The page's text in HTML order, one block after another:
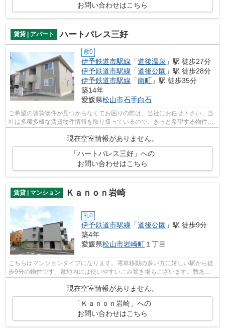
お問い合わせはこちら
賃貸 | アパート ハートパレス三好
敷0
伊予鉄道市駅線 「道後温泉 」駅 徒歩27分
伊予鉄道市駅線 「道後公園 」駅 徒歩28分
伊予鉄道市駅線 「南町 」駅 徒歩35分
築14年
愛媛県松山市石手白石
ご希望の賃貸物件が見つからなくてお困りの際は、当社にお任せ下さい。当
社は多種多様な賃貸物件情報を取り扱っているので、きっと希望する物件が
現在空室情報がありません。
「ハートパレス三好」への
お問い合わせはこちら
賃貸 | マンション Ｋａｎｏｎ岩崎
礼0
伊予鉄道市駅線 「道後公園 」駅 徒歩9分
築4年
愛媛県松山市岩崎町 １丁目
こちらはマンションタイプになります。電車移動の多い方に嬉しい駅から徒
歩9分の物件です。敷地内には使いやすいごみ置き場もございます。数ある
不動産物件の中からお客様の求めの条件...
現在空室情報がありません。
「Ｋａｎｏｎ岩崎」への
お問い合わせはこちら